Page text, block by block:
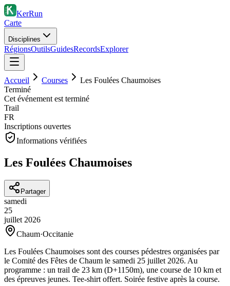
KerRun
Carte
Disciplines
RégionsOutilsGuidesRecordsExplorer
Accueil Courses
Les Foulées Chaumoises
Terminé
Cet événement est terminé
Trail
FR
Inscriptions ouvertes
Informations vérifiées
Les Foulées Chaumoises
Partager
samedi
25
juillet 2026
Chaum·Occitanie
Les Foulées Chaumoises sont des courses pédestres organisées par
le Comité des Fêtes de Chaum le samedi 25 juillet 2026. Au
programme : un trail de 23 km (D+1150m), une course de 10 km et
des épreuves jeunes. Tee-shirt offert. Soirée festive après la course.